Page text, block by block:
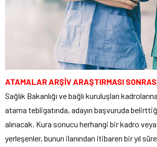
ATAMALAR ARŞİV ARAŞTIRMASI
Sağlık Bakanlığı ve bağlı kuruluşları
atama tebligatında, adayın başvuruda
alınacak. Kura sonucu herhangi bir kadro
yerleşenler, bunun ilanından itibaren bir yıl